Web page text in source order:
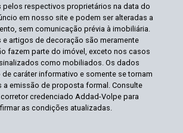
pelos respectivos proprietários na data do
em nosso site e podem ser alteradas a
sem comunicação prévia à imobiliária.
e artigos de decoração são meramente
fazem parte do imóvel, exceto nos casos
como mobiliados. Os dados
caráter informativo e somente se tornam
a emissão de proposta formal. Consulte
credenciado Addad-Volpe para
as condições atualizadas.